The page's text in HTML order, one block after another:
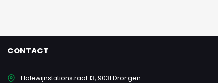
CONTACT
Halewijnstationstraat 13, 9031 Drongen